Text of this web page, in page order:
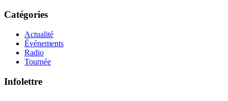
Catégories
Actualité
Événements
Radio
Tournée
Infolettre